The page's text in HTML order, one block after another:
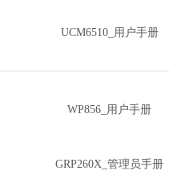
UCM6510_用户手册
WP856_用户手册
GRP260X_管理员手册